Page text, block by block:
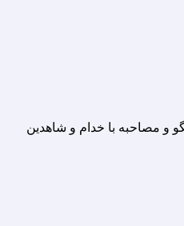
آن حضرت شد.گفتگو و مصاحبه با خدام و شاهدین